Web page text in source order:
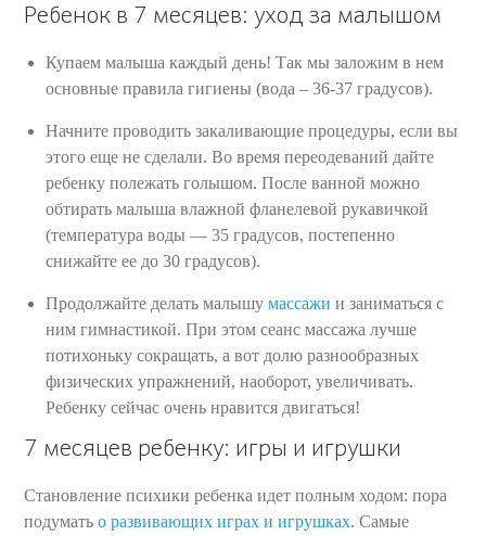
Ребенок в 7 месяцев: уход за малышом
Купаем малыша каждый день! Так мы заложим в нем
основные правила гигиены (вода – 36-37 градусов).
Начните проводить закаливающие процедуры, если вы
этого еще не сделали. Во время переодеваний дайте
ребенку полежать голышом. После ванной можно
обтирать малыша влажной фланелевой рукавичкой
(температура воды — 35 градусов, постепенно
снижайте ее до 30 градусов).
Продолжайте делать малышу массажи и заниматься с
ним гимнастикой. При этом сеанс массажа лучше
потихоньку сокращать, а вот долю разнообразных
физических упражнений, наоборот, увеличивать.
Ребенку сейчас очень нравится двигаться!
7 месяцев ребенку: игры и игрушки
Становление психики ребенка идет полным ходом: пора
подуматьо развивающих играх и игрушках. Самые